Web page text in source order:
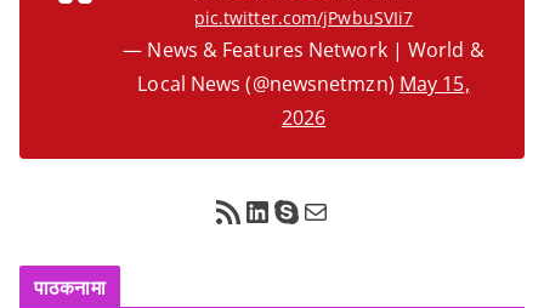
pic.twitter.com/jPwbuSVIi7
— News & Features Network | World &
Local News (@newsnetmzn) May 15,
2026
RSS Feed LinkedIn Skype Mail
पाठकनामा